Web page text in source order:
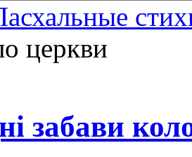
церкви
забави